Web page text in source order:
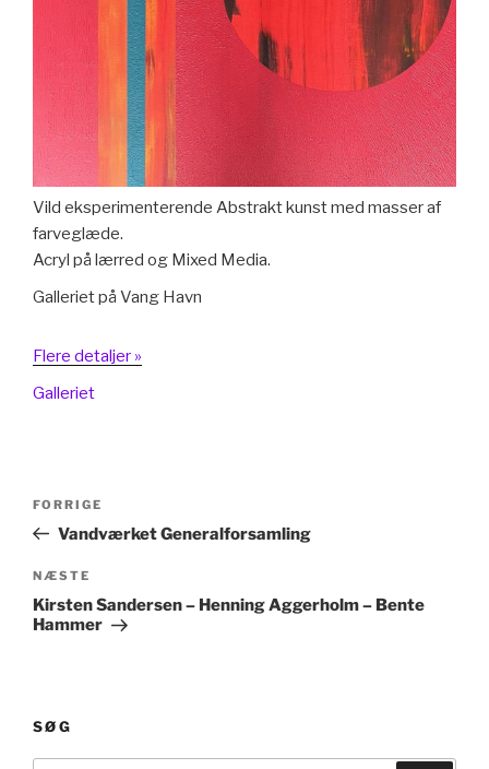
Vild eksperimenterende Abstrakt kunst med masser af
farveglæde.
Acryl på lærred og Mixed Media.
Galleriet på Vang Havn
Flere detaljer »
Galleriet
Indlægsnavigation
Forrige
indlæg
FORRIGE
Vandværket Generalforsamling
Næste
indlæg
NÆSTE
Kirsten Sandersen – Henning Aggerholm – Bente
Hammer
SØG